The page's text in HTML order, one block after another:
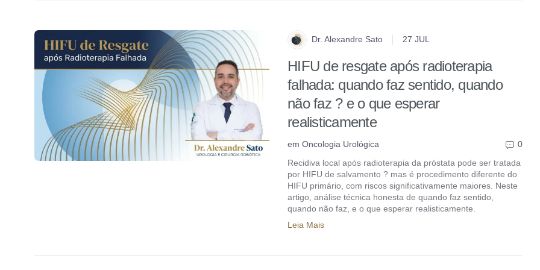
Dr. Alexandre Sato 27 JUL
HIFU de resgate após radioterapia
falhada: quando faz sentido, quando
não faz ? e o que esperar
realisticamente
em Oncologia Urológica
0
Recidiva local após radioterapia da próstata pode ser tratada
por HIFU de salvamento ? mas é procedimento diferente do
HIFU primário, com riscos significativamente maiores. Neste
artigo, análise técnica honesta de quando faz sentido,
quando não faz, e o que esperar realisticamente.
Leia Mais